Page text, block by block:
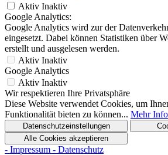
Aktiv Inaktiv
Google Analytics:
Google Analytics wird zur der
eingesetzt. Dabei können Statistiken über
erstellt und ausgelesen werden.
Aktiv Inaktiv
Google Analytics
Aktiv Inaktiv
Wir respektieren Ihre Privatsphäre
Diese Website verwendet Cookies, um
Funktionalität bieten zu können... Mehr
Datenschutzeinstellungen
Alle Cookies akzeptieren
- Impressum - Datenschutz